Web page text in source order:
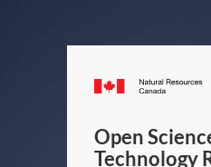
Open
Technology